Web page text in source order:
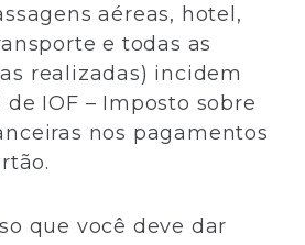
aéreas, hotel,
e todas as
realizadas) incidem
de IOF – Imposto sobre
nos pagamentos
que você deve dar